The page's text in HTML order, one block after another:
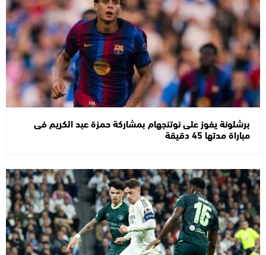
برشلونة يفوز على نوتنجهام بمشاركة حمزة عبد الكريم فى
مباراة مدتها 45 دقيقة